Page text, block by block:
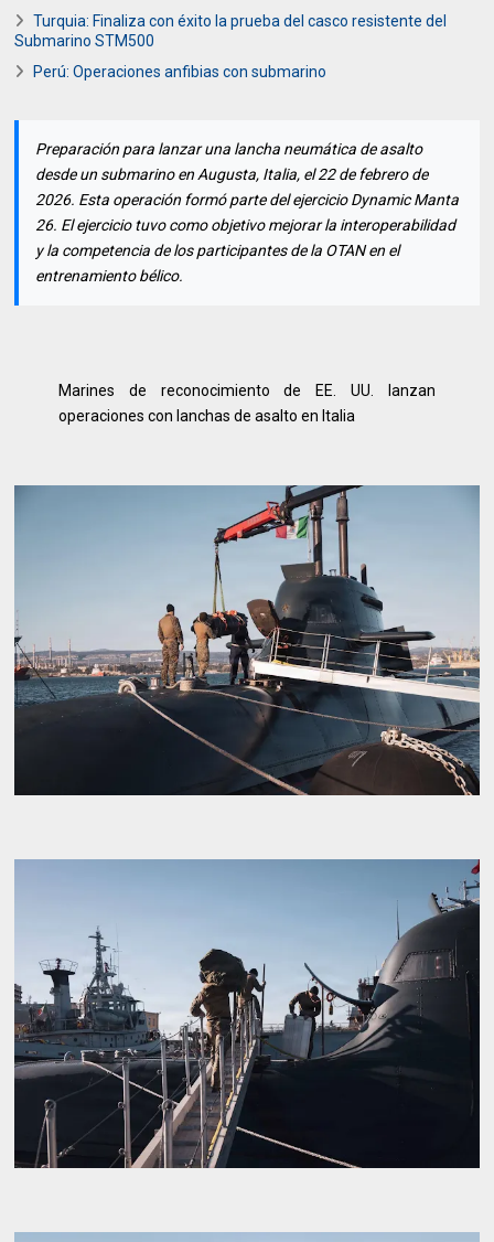
Turquia: Finaliza con éxito la prueba del casco resistente del
Submarino STM500
Perú: Operaciones anfibias con submarino
Preparación para lanzar una lancha neumática de asalto
desde un submarino en Augusta, Italia, el 22 de febrero de
2026. Esta operación formó parte del ejercicio Dynamic Manta
26. El ejercicio tuvo como objetivo mejorar la interoperabilidad
y la competencia de los participantes de la OTAN en el
entrenamiento bélico.
Marines de reconocimiento de EE. UU. lanzan
operaciones con lanchas de asalto en Italia